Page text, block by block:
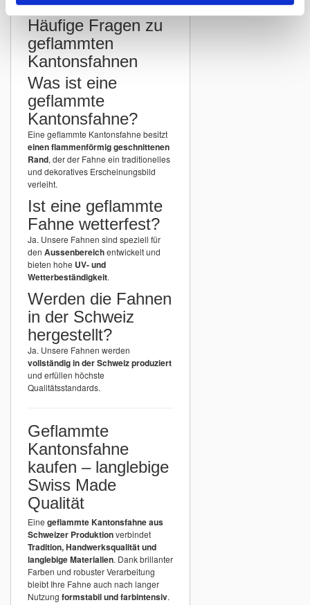
Häufige Fragen zu
geflammten
Kantonsfahnen
Was ist eine
geflammte
Kantonsfahne?
Eine geflammte Kantonsfahne besitzt
einen flammenförmig geschnittenen
Rand, der der Fahne ein traditionelles
und dekoratives Erscheinungsbild
verleiht.
Ist eine geflammte
Fahne wetterfest?
Ja. Unsere Fahnen sind speziell für
den Aussenbereichentwickelt und
bieten hohe UV- und
Wetterbeständigkeit.
Werden die Fahnen
in der Schweiz
hergestellt?
Ja. Unsere Fahnen werden
vollständig in der Schweiz produziert
und erfüllen höchste
Qualitätsstandards.
Geflammte
Kantonsfahne
kaufen – langlebige
Swiss Made
Qualität
Eine geflammte Kantonsfahne aus
Schweizer Produktionverbindet
Tradition, Handwerksqualität und
langlebige Materialien. Dank brillanter
Farben und robuster Verarbeitung
bleibt Ihre Fahne auch nach langer
Nutzung formstabil und farbintensiv.